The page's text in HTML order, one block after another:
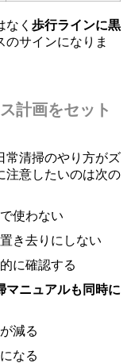
く 歩行ラインに黒
のサインになりま
計画をセット
常清掃のやり方がズ
注意したいのは次の
使わない
き去りにしない
に確認する
マニュアルも同時に
減る
なる